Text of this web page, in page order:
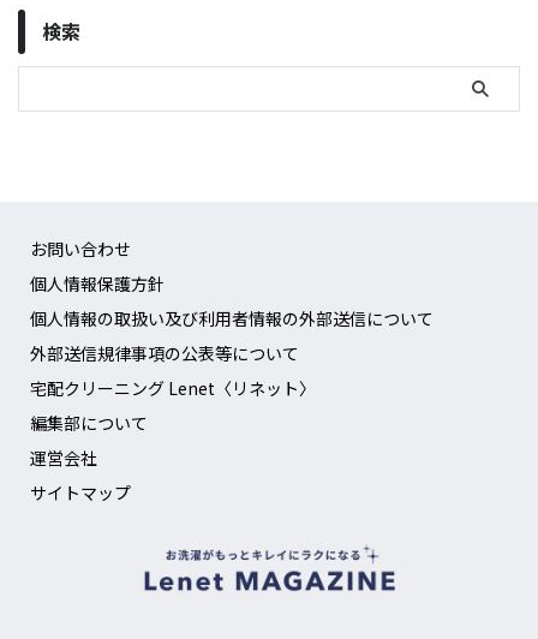
検索
お問い合わせ
個人情報保護方針
個人情報の取扱い及び利用者情報の外部送信について
外部送信規律事項の公表等について
宅配クリーニング Lenet〈リネット〉
編集部について
運営会社
サイトマップ